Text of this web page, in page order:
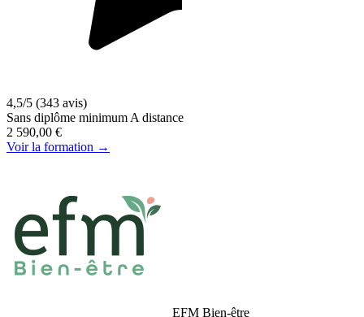
4,5/5 (343 avis)
Sans diplôme minimum A distance
2 590,00 €
Voir la formation →
EFM Bien-être